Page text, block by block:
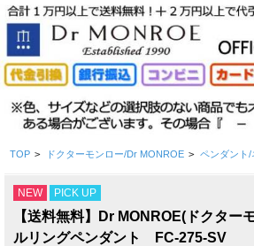
TOP > ドクターモンロー/Dr MONROE > ペンダント/
NEW PICK UP
【送料無料】Dr MONROE(ドクター
ルリングペンダント FC-275-SV